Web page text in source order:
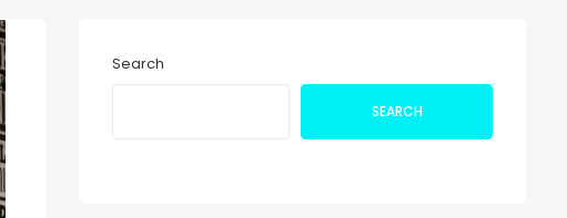
Search
SEARCH